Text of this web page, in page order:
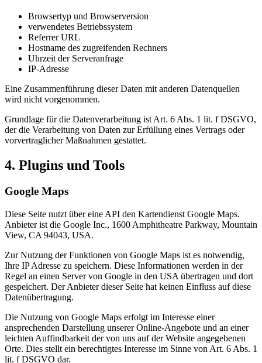
Browsertyp und Browserversion
verwendetes Betriebssystem
Referrer URL
Hostname des zugreifenden Rechners
Uhrzeit der Serveranfrage
IP-Adresse
Eine Zusammenführung dieser Daten mit anderen Datenquellen
wird nicht vorgenommen.
Grundlage für die Datenverarbeitung ist Art. 6 Abs. 1 lit. f DSGVO,
der die Verarbeitung von Daten zur Erfüllung eines Vertrags oder
vorvertraglicher Maßnahmen gestattet.
4. Plugins und Tools
Google Maps
Diese Seite nutzt über eine API den Kartendienst Google Maps.
Anbieter ist die Google Inc., 1600 Amphitheatre Parkway, Mountain
View, CA 94043, USA.
Zur Nutzung der Funktionen von Google Maps ist es notwendig,
Ihre IP Adresse zu speichern. Diese Informationen werden in der
Regel an einen Server von Google in den USA übertragen und dort
gespeichert. Der Anbieter dieser Seite hat keinen Einfluss auf diese
Datenübertragung.
Die Nutzung von Google Maps erfolgt im Interesse einer
ansprechenden Darstellung unserer Online-Angebote und an einer
leichten Auffindbarkeit der von uns auf der Website angegebenen
Orte. Dies stellt ein berechtigtes Interesse im Sinne von Art. 6 Abs. 1
lit. f DSGVO dar.